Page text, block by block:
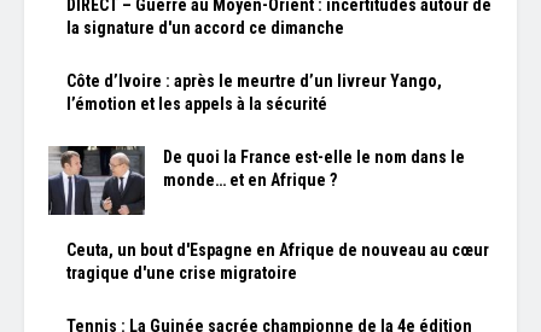
DIRECT – Guerre au Moyen-Orient : incertitudes autour de
la signature d'un accord ce dimanche
Côte d’Ivoire : après le meurtre d’un livreur Yango,
l’émotion et les appels à la sécurité
De quoi la France est-elle le nom dans le
monde… et en Afrique ?
Ceuta, un bout d'Espagne en Afrique de nouveau au cœur
tragique d'une crise migratoire
Tennis : La Guinée sacrée championne de la 4e édition